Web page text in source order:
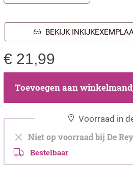
BEKIJK
€ 21,99
Toevoegen aan
Voorraad in
Niet op voorraad bij De
Bestelbaar